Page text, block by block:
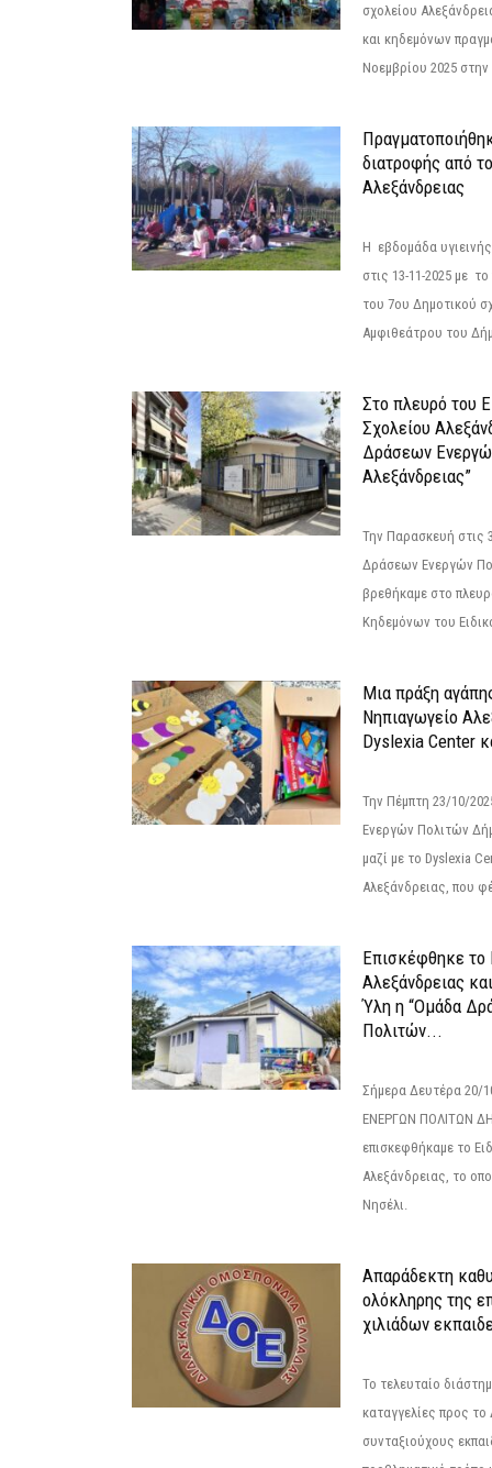
σχολείου
και κηδεμόνων
Νοεμβρίου 2025
διατροφής από
Αλεξάνδρειας
Η εβδομάδα
στις 13-11-2025 με
του 7ου Δημοτικού
Αμφιθεάτρου του
Στο πλευρό του
Σχολείου
Δράσεων
Αλεξάνδρειας”
Την Παρασκευή
Δράσεων Ενεργών
βρεθήκαμε στο
Κηδεμόνων του
Μια πράξη
Νηπιαγωγείο
Dyslexia Center
Την Πέμπτη 23/10/
Ενεργών Πολιτών
μαζί με το Dyslexia
Αλεξάνδρειας, που
Επισκέφθηκε το
Αλεξάνδρειας
Ύλη η “Ομάδα
Πολιτών...
Σήμερα Δευτέρα
ΕΝΕΡΓΩΝ ΠΟΛΙΤΩΝ
επισκεφθήκαμε το
Αλεξάνδρειας, το
Νησέλι.
Απαράδεκτη
ολόκληρης της
χιλιάδων
Το τελευταίο
καταγγελίες προς
συνταξιούχους